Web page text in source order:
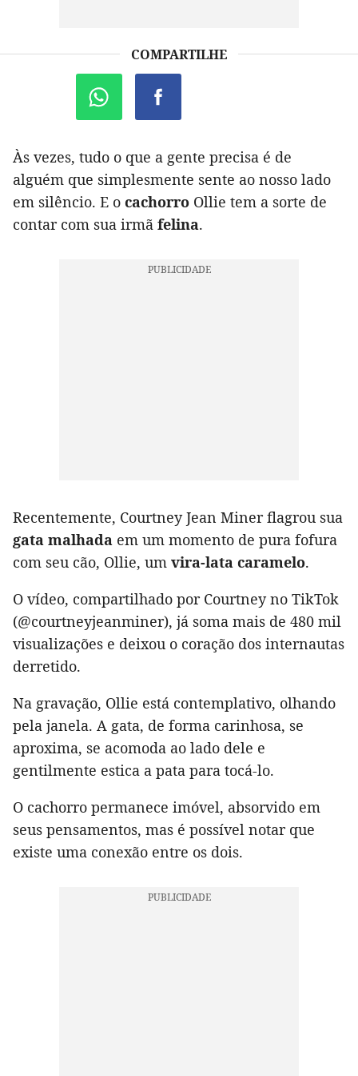
COMPARTILHE
Às vezes, tudo o que a gente precisa é de
alguém que simplesmente sente ao nosso lado
em silêncio. E o cachorro Ollie tem a sorte de
contar com sua irmã felina.
Recentemente, Courtney Jean Miner flagrou sua
gata malhada em um momento de pura fofura
com seu cão, Ollie, um vira-lata caramelo.
O vídeo, compartilhado por Courtney no TikTok
(@courtneyjeanminer), já soma mais de 480 mil
visualizações e deixou o coração dos internautas
derretido.
Na gravação, Ollie está contemplativo, olhando
pela janela. A gata, de forma carinhosa, se
aproxima, se acomoda ao lado dele e
gentilmente estica a pata para tocá-lo.
O cachorro permanece imóvel, absorvido em
seus pensamentos, mas é possível notar que
existe uma conexão entre os dois.